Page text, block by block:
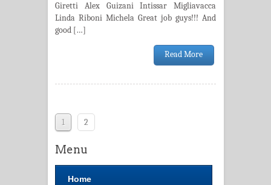
Giretti Alex Guizani Intissar Migliavacca
Linda Riboni Michela Great job guys!!! And
good […]
Read More
1 2
Menu
Home